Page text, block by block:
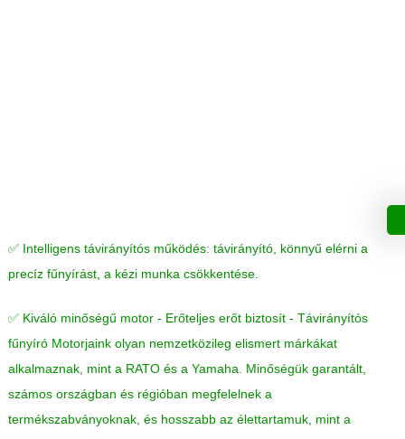
✅ Intelligens távirányítós működés: távirányító, könnyű elérni a
precíz fűnyírást, a kézi munka csökkentése.
✅ Kiváló minőségű motor - Erőteljes erőt biztosít - Távirányítós
fűnyíró Motorjaink olyan nemzetközileg elismert márkákat
alkalmaznak, mint a RATO és a Yamaha. Minőségük garantált,
számos országban és régióban megfelelnek a
termékszabványoknak, és hosszabb az élettartamuk, mint a